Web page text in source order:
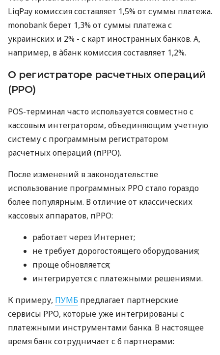
LiqPay комиссия составляет 1,5% от суммы платежа.
monobank берет 1,3% от суммы платежа с
украинских и 2% - с карт иностранных банков. А,
например, в àбанк комиссия составляет 1,2%.
О регистраторе расчетных операций
(РРО)
POS-терминал часто используется совместно с
кассовым интегратором, объединяющим учетную
систему с программным регистратором
расчетных операций (пРРО).
После изменений в законодательстве
использование программных РРО стало гораздо
более популярным. В отличие от классических
кассовых аппаратов, пРРО:
работает через Интернет;
не требует дорогостоящего оборудования;
проще обновляется;
интегрируется с платежными решениями.
К примеру, ПУМБ предлагает партнерские
сервисы РРО, которые уже интегрированы с
платежными инструментами банка. В настоящее
время банк сотрудничает с 6 партнерами: